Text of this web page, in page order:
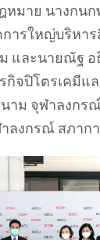
มาย นางกนก
ารใหญ่บริหาร
และนายณัฐ อ
จปิโตรเคมีแ
าม จุฬาลงกร
ลงกรณ์ สภาก